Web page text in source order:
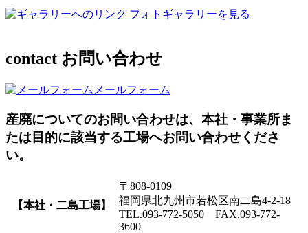
フォトギャラリーを見る
contact お問い合わせ
メールフォーム
産廃についてのお問い合わせは、本社・事業所ま
たは目的に該当する工場へお問い合わせくださ
い。
【本社・二島工場】
〒808-0109
福岡県北九州市若松区南二島4-2-18
TEL.093-772-5050 FAX.093-772-
3600